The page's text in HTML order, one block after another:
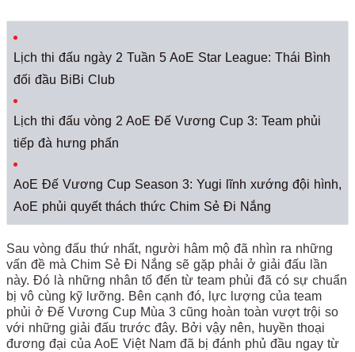
Lịch thi đấu ngày 2 Tuần 5 AoE Star League: Thái Bình
đối đầu BiBi Club
Lịch thi đấu vòng 2 AoE Đế Vương Cup 3: Team phủi
tiếp đà hưng phấn
AoE Đế Vương Cup Season 3: Yugi lĩnh xướng đội hình,
AoE phủi quyết thách thức Chim Sẻ Đi Nắng
Sau vòng đấu thứ nhất, người hâm mộ đã nhìn ra những
vấn đề mà Chim Sẻ Đi Nắng sẽ gặp phải ở giải đấu lần
này. Đó là những nhân tố đến từ team phủi đã có sự chuẩn
bị vô cùng kỹ lưỡng. Bên cạnh đó, lực lượng của team
phủi ở Đế Vương Cup Mùa 3 cũng hoàn toàn vượt trội so
với những giải đấu trước đây. Bởi vậy nên, huyền thoại
đương đại của AoE Việt Nam đã bị đánh phủ đầu ngay từ